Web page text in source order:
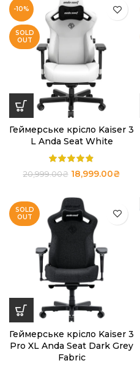
-10%
SOLD
OUT
Геймерське крісло Kaiser 3
L Anda Seat White
20,999.00₴ 18,999.00₴
SOLD
OUT
Геймерське крісло Kaiser 3
Pro XL Anda Seat Dark Grey
Fabric